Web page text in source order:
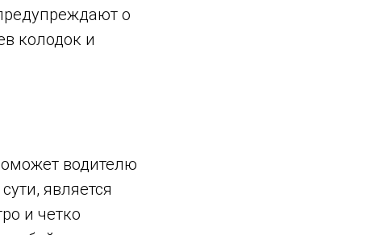
о
колодок и
водителю
является
и четко